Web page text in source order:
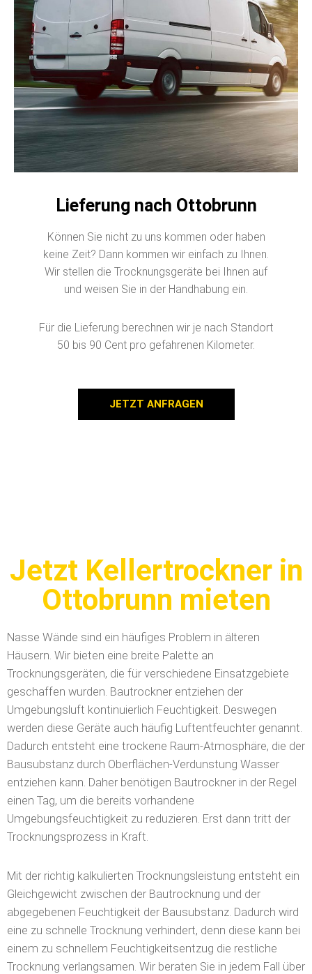
Lieferung nach Ottobrunn
Können Sie nicht zu uns kommen oder haben
keine Zeit? Dann kommen wir einfach zu Ihnen.
Wir stellen die Trocknungsgeräte bei Ihnen auf
und weisen Sie in der Handhabung ein.
Für die Lieferung berechnen wir je nach Standort
50 bis 90 Cent pro gefahrenen Kilometer.
JETZT ANFRAGEN
Jetzt Kellertrockner in
Ottobrunn mieten
Nasse Wände sind ein häufiges Problem in älteren
Häusern. Wir bieten eine breite Palette an
Trocknungsgeräten, die für verschiedene Einsatzgebiete
geschaffen wurden. Bautrockner entziehen der
Umgebungsluft kontinuierlich Feuchtigkeit. Deswegen
werden diese Geräte auch häufig Luftentfeuchter genannt.
Dadurch entsteht eine trockene Raum-Atmosphäre, die der
Bausubstanz durch Oberflächen-Verdunstung Wasser
entziehen kann. Daher benötigen Bautrockner in der Regel
einen Tag, um die bereits vorhandene
Umgebungsfeuchtigkeit zu reduzieren. Erst dann tritt der
Trocknungsprozess in Kraft.
Mit der richtig kalkulierten Trocknungsleistung entsteht ein
Gleichgewicht zwischen der Bautrocknung und der
abgegebenen Feuchtigkeit der Bausubstanz. Dadurch wird
eine zu schnelle Trocknung verhindert, denn diese kann bei
einem zu schnellem Feuchtigkeitsentzug die restliche
Trocknung verlangsamen. Wir beraten Sie in jedem Fall über